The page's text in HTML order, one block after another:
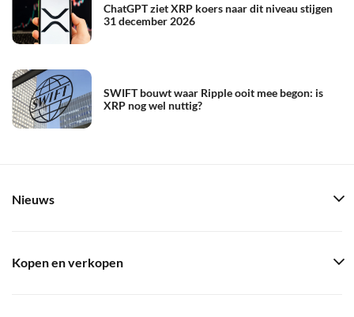
ChatGPT ziet XRP koers naar dit niveau stijgen
31 december 2026
SWIFT bouwt waar Ripple ooit mee begon: is
XRP nog wel nuttig?
Nieuws
Kopen en verkopen